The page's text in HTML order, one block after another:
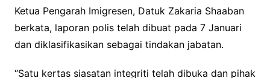
Ketua Pengarah Imigresen, Datuk Zakaria Shaaban
berkata, laporan polis telah dibuat pada 7 Januari
dan diklasifikasikan sebagai tindakan jabatan.
“Satu kertas siasatan integriti telah dibuka dan pihak